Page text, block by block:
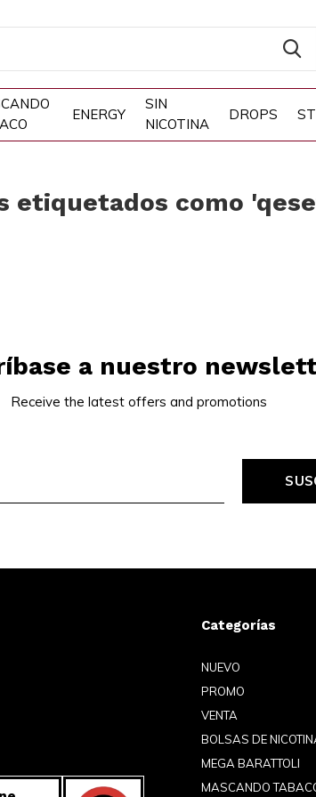
ENERGY
SIN
NICOTINA
DROPS
etiquetados como
a nuestro
Receive the latest offers and promotions
Categorías
NUEVO
PROMO
VENTA
BOLSAS DE
MEGA BARATTOLI
MASCANDO